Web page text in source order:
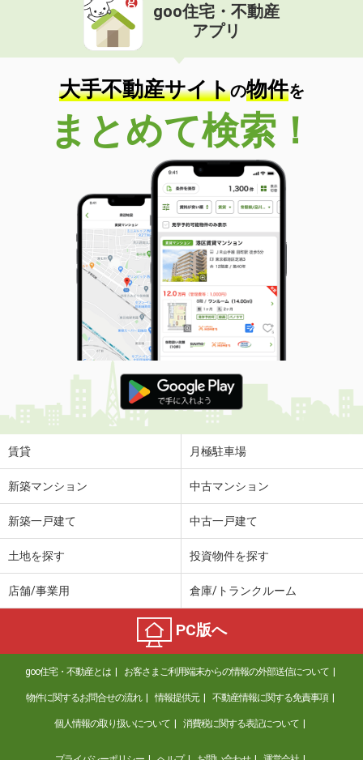
価 格
住 所
沖縄県浦添市城間２丁目
専有面積 23.18m²
間取り
1K
沖縄県沖縄市海邦１丁目
価 格
8.50万円
沖縄県沖縄市海邦１丁目
50.41m²
間取り
2LDK
沖縄県那覇市宮城１丁目
価 格
6.30万円
住 所
沖縄県那覇市宮城１丁目
専有面積 21.84m²
間取り
1K
沖縄県那覇市金城１
価 格
7.60万円
住 所
沖縄県那覇市金城１
専有面積
沖縄県沖縄市園田２
8.90万円
沖縄県沖縄市高原２
9.40万円
住 所
沖縄県沖縄市高原２
専有面積 55.99m²
間取り
3SDK
沖縄県沖縄市松本３
goo住宅・不動産
アプリ
大手不動産サイトの物件を
まとめて検索！
賃貸 月極駐車場
新築マンション 中古マンション
新築一戸建て 中古一戸建て
土地を探す 投資物件を探す
店舗/事業用 倉庫/トランクルーム
PC版へ
goo住宅・不動産とは お客さまご利用端末からの情報の外部送信について
物件に関するお問合せの流れ 情報提供元 不動産情報に関する免責事項
個人情報の取り扱いについて 消費税に関する表記について